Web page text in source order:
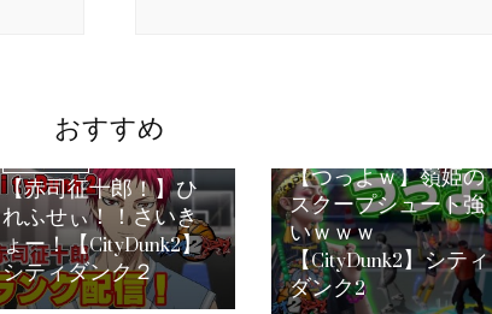
おすすめ
【赤司征十郎！】ひ
れふせぃ！！さいき
ょー！【CityDunk2】
シティダンク２
【つっよｗ】嶺姫の
スクープシュート強
いｗｗｗ
【CityDunk2】シティ
ダンク2